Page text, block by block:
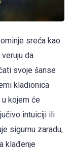
sreća kao
da
svoje šanse
kladionica
kojem će
intuiciji ili
sigurnu zaradu,
klađenje